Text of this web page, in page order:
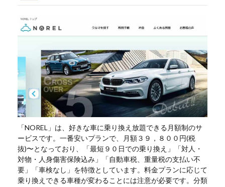
「NOREL」は、好きな車に乗り換え放題できる月額制のサ
ービスです。一番安いプランで、月額３９，８００円(税
抜)〜となっており、「最短９０日での乗り換え」「対人・
対物・人身傷害保険込み」「自動車税、重量税の支払い不
要」「車検なし」を特徴としています。料金プランに応じて
乗り換えできる車種が変わることには注意が必要です。分類